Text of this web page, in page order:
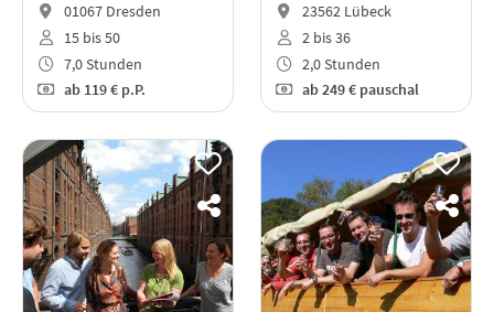
01067 Dresden
15 bis 50
7,0 Stunden
ab119 € p.P.
23562 Lübeck
2 bis 36
2,0 Stunden
ab249 € pauschal